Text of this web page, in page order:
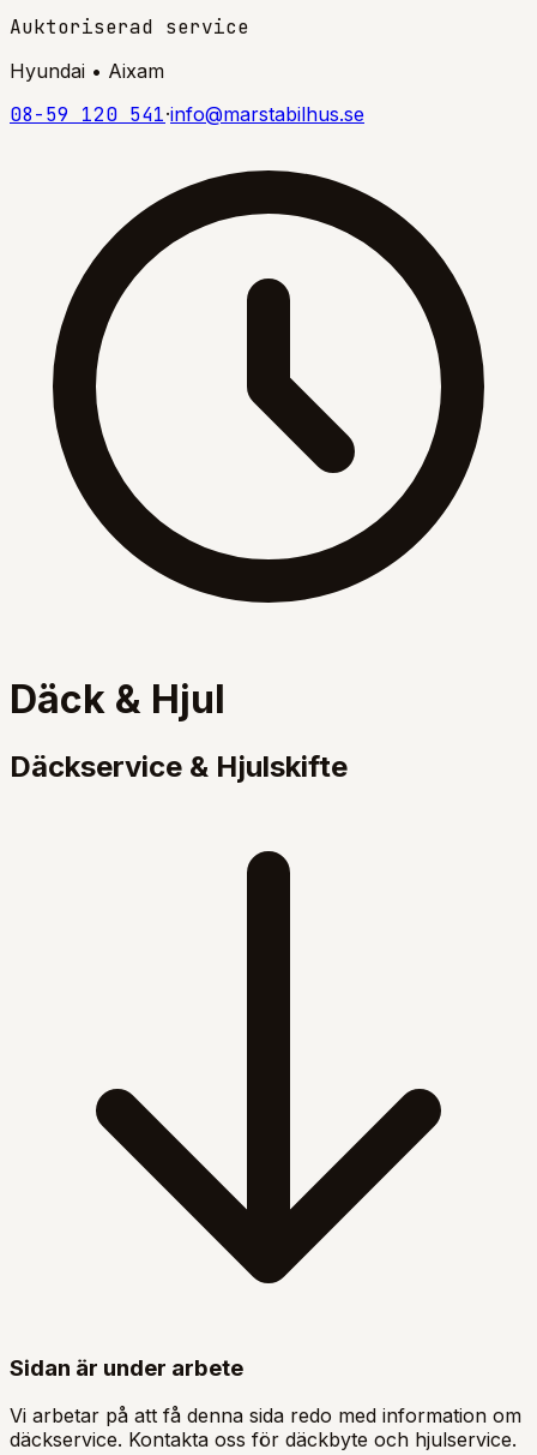
Auktoriserad service
Hyundai • Aixam
08-59 120 541·info@marstabilhus.se
Däck & Hjul
Däckservice & Hjulskifte
Sidan är under arbete
Vi arbetar på att få denna sida redo med information om
däckservice. Kontakta oss för däckbyte och hjulservice.